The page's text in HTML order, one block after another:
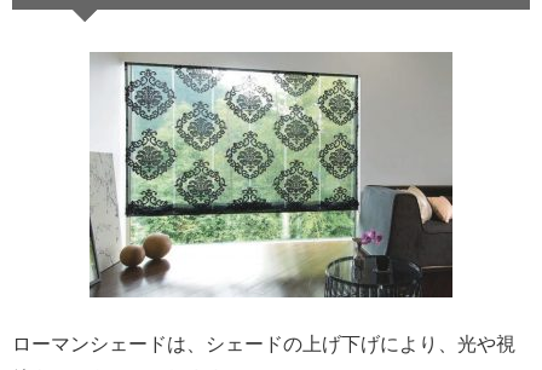
ローマンシェードは、シェードの上げ下げにより、光や視